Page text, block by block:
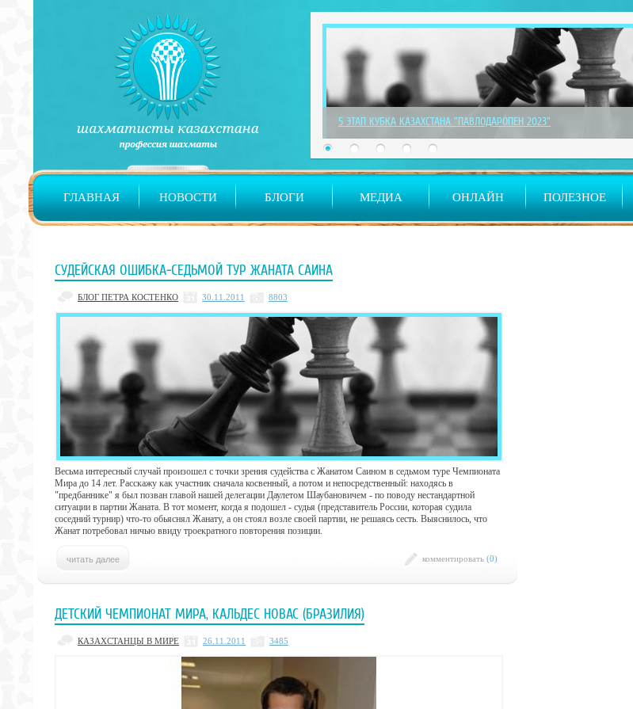
ГЛАВНАЯ НОВОСТИ БЛОГИ МЕДИА ОНЛАЙН ПОЛЕЗНОЕ
1 ЭТАП ДЕТСКОГО КУБКА РК
СУДЕЙСКАЯ ОШИБКА-СЕДЬМОЙ ТУР ЖАНАТА САИНА
БЛОГ ПЕТРА КОСТЕНКО 30.11.2011 8803
Весьма интересный случай произошел с точки зрения судейства с Жанатом Саином в седьмом туре Чемпионата
Мира до 14 лет. Расскажу как участник сначала косвенный, а потом и непосредственный: находясь в
"предбаннике" я был позван главой нашей делегации Даулетом Шаубановичем - по поводу нестандартной
ситуации в партии Жаната. В тот момент, когда я подошел - судья (представитель России, которая судила
соседний турнир) что-то обьяснял Жанату, а он стоял возле своей партии, не решаясь сесть. Выяснилось, что
Жанат потребовал ничью ввиду троекратного повторения позиции.
комментировать (0)
ДЕТСКИЙ ЧЕМПИОНАТ МИРА, КАЛЬДЕС НОВАС (БРАЗИЛИЯ)
КАЗАХСТАНЦЫ В МИРЕ 26.11.2011 3485